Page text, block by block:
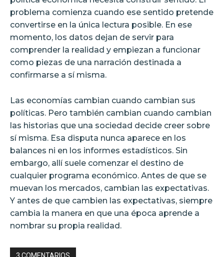
problema comienza cuando ese sentido pretende
convertirse en la única lectura posible. En ese
momento, los datos dejan de servir para
comprender la realidad y empiezan a funcionar
como piezas de una narración destinada a
confirmarse a sí misma.
Las economías cambian cuando cambian sus
políticas. Pero también cambian cuando cambian
las historias que una sociedad decide creer sobre
sí misma. Esa disputa nunca aparece en los
balances ni en los informes estadísticos. Sin
embargo, allí suele comenzar el destino de
cualquier programa económico. Antes de que se
muevan los mercados, cambian las expectativas.
Y antes de que cambien las expectativas, siempre
cambia la manera en que una época aprende a
nombrar su propia realidad.